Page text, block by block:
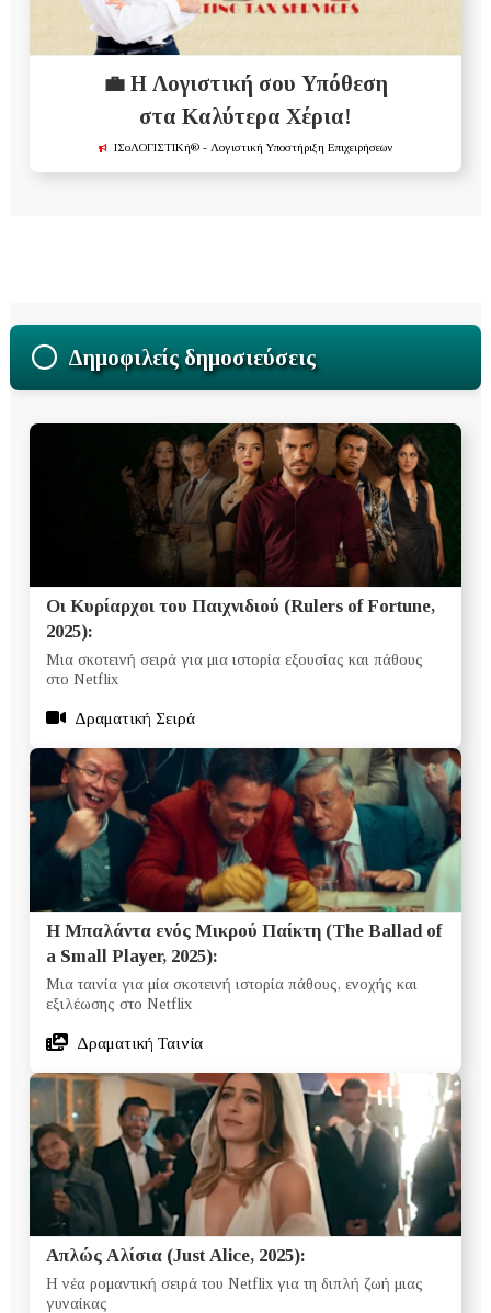
💼 Η Λογιστική σου Υπόθεση
στα Καλύτερα Χέρια!
ΙΣοΛΟΓΙΣΤΙΚή® - Λογιστική Υποστήριξη Επιχειρήσεων
Δημοφιλείς δημοσιεύσεις
Οι Κυρίαρχοι του Παιχνιδιού (Rulers of Fortune,
2025):
Μια σκοτεινή σειρά για μια ιστορία εξουσίας και πάθους
στο Netflix
Δραματική Σειρά
Η Μπαλάντα ενός Μικρού Παίκτη (The Ballad of
a Small Player, 2025):
Μια ταινία για μία σκοτεινή ιστορία πάθους, ενοχής και
εξιλέωσης στο Netflix
Δραματική Ταινία
Απλώς Αλίσια (Just Alice, 2025):
Η νέα ρομαντική σειρά του Netflix για τη διπλή ζωή μιας
γυναίκας